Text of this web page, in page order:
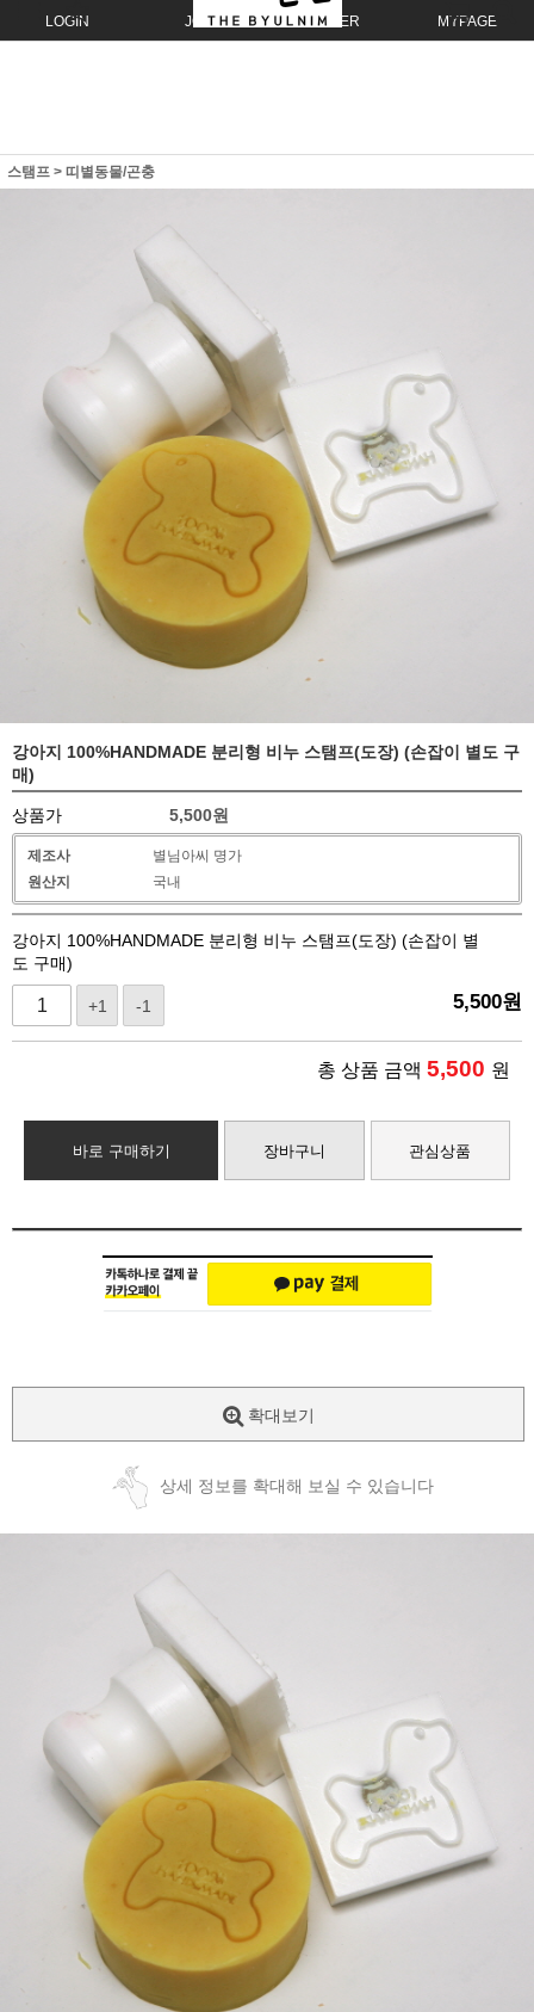
LOGIN JOIN ORDER MYPAGE
스탬프 > 띠별동물/곤충
강아지 100%HANDMADE 분리형 비누 스탬프(도장) (손잡이 별도 구
매)
상품가 5,500원
제조사
별님아씨 명가
원산지
국내
강아지 100%HANDMADE 분리형 비누 스탬프(도장) (손잡이 별
도 구매)
+1 -1 5,500원
총 상품 금액 5,500 원
바로 구매하기 장바구니 관심상품
확대보기
상세 정보를 확대해 보실 수 있습니다